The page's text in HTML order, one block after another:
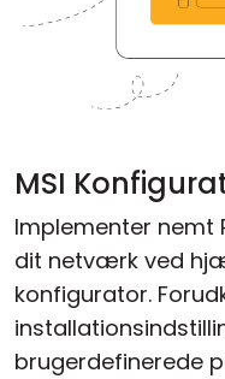
MSI
Implementer
dit netværk ved
konfigurator.
brugerdefinerede